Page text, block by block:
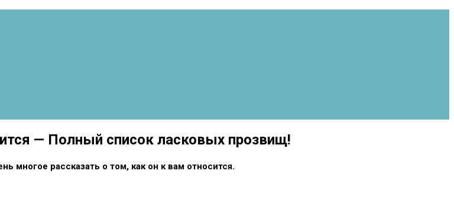
— Полный список ласковых прозвищ!
многое рассказать о том, как он к вам относится.